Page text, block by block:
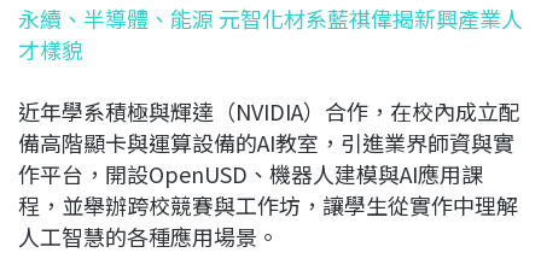
永續、半導體、能源 元智化材系藍祺偉揭新興產業人
才樣貌
近年學系積極與輝達（NVIDIA）合作，在校內成立配
備高階顯卡與運算設備的AI教室，引進業界師資與實
作平台，開設OpenUSD、機器人建模與AI應用課
程，並舉辦跨校競賽與工作坊，讓學生從實作中理解
人工智慧的各種應用場景。